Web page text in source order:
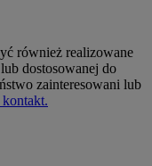
również realizowane
dostosowanej do
zainteresowani lub